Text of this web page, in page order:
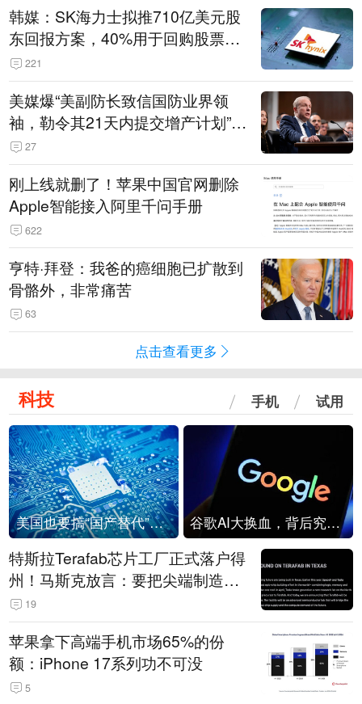
韩媒：SK海力士拟推710亿美元股
东回报方案，40%用于回购股票，
相当于美股发行规模
221
美媒爆“美副防长致信国防业界领
袖，勒令其21天内提交增产计划”，
五角大楼回应
27
刚上线就删了！苹果中国官网删除
Apple智能接入阿里千问手册
622
亨特·拜登：我爸的癌细胞已扩散到
骨骼外，非常痛苦
63
点击查看更多
科技 手机 试用
美国也要搞“国产替代”？先算清三笔账 谷歌AI大换血，背后究竟发生了什么？
特斯拉Terafab芯片工厂正式落户得
州！马斯克放言：要把尖端制造带
回美国
19
苹果拿下高端手机市场65%的份
额：iPhone 17系列功不可没
5